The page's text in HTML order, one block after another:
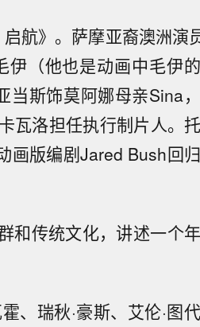
航》。萨摩亚裔澳洲演
伊（他也是动画中毛伊
当斯饰莫阿娜母亲Sina
瓦洛担任执行制片人。
版编剧Jared Bush回归
和传统文化，讲述一个
、瑞秋·豪斯、艾伦·图